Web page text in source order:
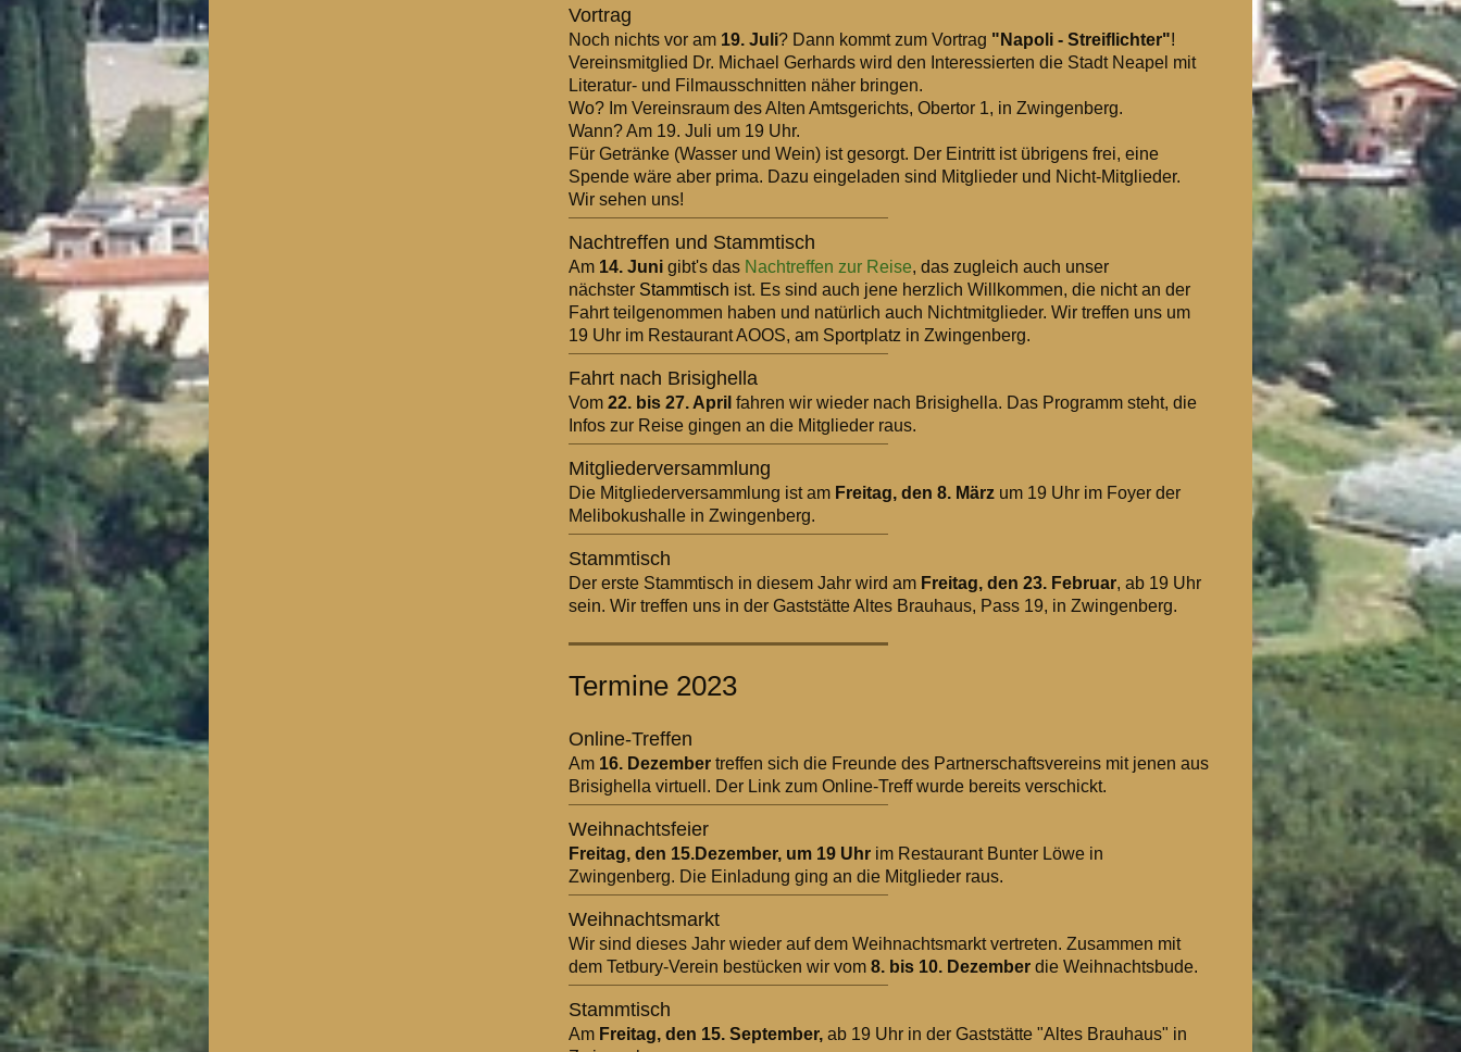
Vortrag
Noch nichts vor am 19. Juli? Dann kommt zum Vortrag "Napoli - Streiflichter"!
Vereinsmitglied Dr. Michael Gerhards wird den Interessierten die Stadt Neapel mit
Literatur- und Filmausschnitten näher bringen.
Wo? Im Vereinsraum des Alten Amtsgerichts, Obertor 1, in Zwingenberg.
Wann? Am 19. Juli um 19 Uhr.
Für Getränke (Wasser und Wein) ist gesorgt. Der Eintritt ist übrigens frei, eine
Spende wäre aber prima. Dazu eingeladen sind Mitglieder und Nicht-Mitglieder.
Wir sehen uns!
Nachtreffen und Stammtisch
Am 14. Junigibt's das Nachtreffen zur Reise, das zugleich auch unser
nächster Stammtisch ist. Es sind auch jene herzlich Willkommen, die nicht an der
Fahrt teilgenommen haben und natürlich auch Nichtmitglieder. Wir treffen uns um
19 Uhr im Restaurant AOOS, am Sportplatz in Zwingenberg.
Fahrt nach Brisighella
Vom 22. bis 27. April fahren wir wieder nach Brisighella. Das Programm steht, die
Infos zur Reise gingen an die Mitglieder raus.
Mitgliederversammlung
Die Mitgliederversammlung ist am Freitag, den 8. März um 19 Uhr im Foyer der
Melibokushalle in Zwingenberg.
Stammtisch
Der erste Stammtisch in diesem Jahr wird am Freitag, den 23. Februar, ab 19 Uhr
sein. Wir treffen uns in der Gaststätte Altes Brauhaus, Pass 19, in Zwingenberg.
Termine 2023
Online-Treffen
Am 16. Dezembertreffen sich die Freunde des Partnerschaftsvereins mit jenen aus
Brisighella virtuell. Der Link zum Online-Treff wurde bereits verschickt.
Weihnachtsfeier
Freitag, den 15.Dezember, um 19 Uhrim Restaurant Bunter Löwe in
Zwingenberg. Die Einladung ging an die Mitglieder raus.
Weihnachtsmarkt
Wir sind dieses Jahr wieder auf dem Weihnachtsmarkt vertreten. Zusammen mit
dem Tetbury-Verein bestücken wir vom 8. bis 10. Dezemberdie Weihnachtsbude.
Stammtisch
Am Freitag, den 15. September,ab 19 Uhr in der Gaststätte "Altes Brauhaus" in